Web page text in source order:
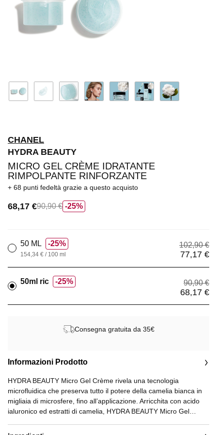
CHANEL
HYDRA BEAUTY
MICRO GEL CRÈME IDRATANTE
RIMPOLPANTE RINFORZANTE
68 punti fedeltà grazie a questo acquisto
25%
68,17 €90,90 €
50 ML 25% 102,90 €
77,17 €
154,34 € / 100 ml
50ml ric 25% 90,90 €
68,17 €
Consegna gratuita da 35€
Informazioni Prodotto
HYDRA BEAUTY Micro Gel Crème rivela una tecnologia
microfluidica che preserva tutto il potere della camelia bianca in
migliaia di microsfere, fino all’applicazione. Arricchita con acido
ialuronico ed estratti di camelia, HYDRA BEAUTY Micro Gel
cutanea, per un’idratazione straordinaria sin dalla prima